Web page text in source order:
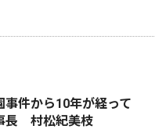
件から10年が経って
長 村松紀美枝